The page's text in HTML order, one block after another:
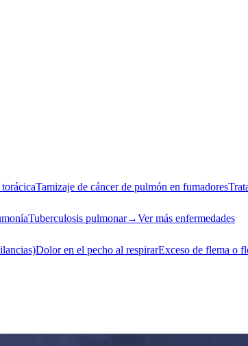
Tamizaje de cáncer de pulmón en fumadores
Tuberculosis pulmonar→Ver más enfermedades
Dolor en el pecho al respirarExceso de flema o